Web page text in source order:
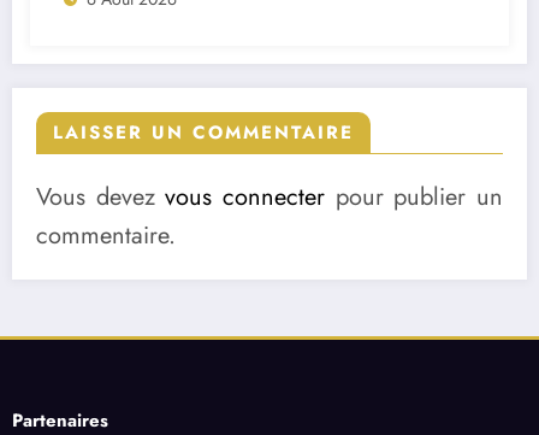
LAISSER UN COMMENTAIRE
Vous devezvous connecter pour publier un
commentaire.
Partenaires